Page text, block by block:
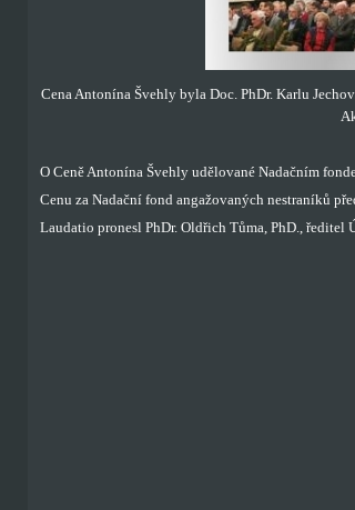
Cena Antonína Švehly byla Doc. PhDr. Karlu
O Ceně Antonína Švehly udělované Nadačním
Cenu za Nadační fond angažovaných nestraníků
Laudatio pronesl PhDr. Oldřich Tůma, PhD., ředitel